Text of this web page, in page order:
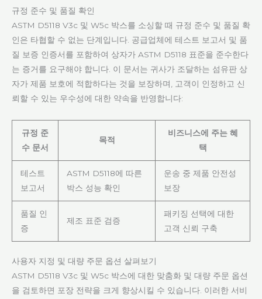
규정 준수 및 품질 확인
ASTM D5118 V3c 및 W5c 박스를 소싱할 때 규정 준수 및 품질 확
인은 타협할 수 없는 단계입니다. 공급업체에 테스트 보고서 및 품
질 보증 인증서를 포함하여 상자가 ASTM D5118 표준을 준수한다
는 증거를 요구해야 합니다. 이 문서는 귀사가 조달하는 섬유판 상
자가 제품 보호에 적합하다는 것을 보장하며, 고객이 인정하고 신
뢰할 수 있는 우수성에 대한 약속을 반영합니다:
규정 준
수 문서
목적
비즈니스에 주는 혜
택
테스트
보고서
ASTM D5118에 따른
박스 성능 확인
운송 중 제품 안전성
보장
품질 인
증
제조 표준 검증
패키징 선택에 대한
고객 신뢰 구축
사용자 지정 및 대량 주문 옵션 살펴보기
ASTM D5118 V3c 및 W5c 박스에 대한 맞춤화 및 대량 주문 옵션
을 검토하면 포장 전략을 크게 향상시킬 수 있습니다. 이러한 서비